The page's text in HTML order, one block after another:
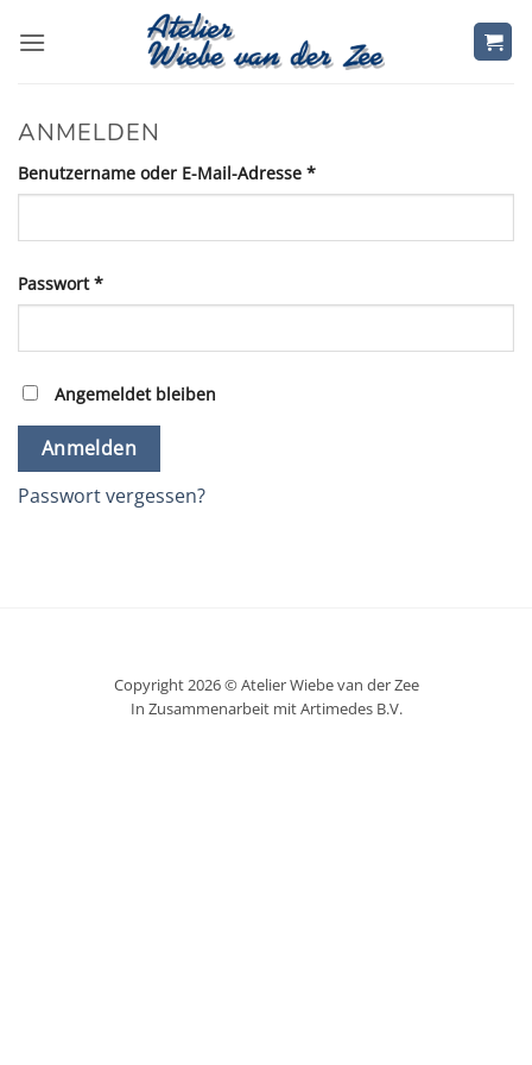
Inhalt
ANMELDEN
Benutzername oder E-Mail-Adresse *Erforderlich
Passwort*Erforderlich
Angemeldet bleiben
Anmelden
Passwort vergessen?
Copyright 2026 © Atelier Wiebe van der Zee
In Zusammenarbeit mit Artimedes B.V.